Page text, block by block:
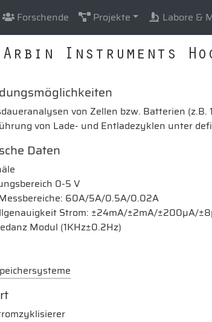
Forschende Projekte Labore &
Arbin Instruments
von Zellen bzw. Batterien
von Lade- und Entladezyklen unter
Daten
0-5 V
60A/5A/0.5A/0.02A
Strom: ±24mA/±2mA/±200µA/
Modul (1KHz±0.2Hz)